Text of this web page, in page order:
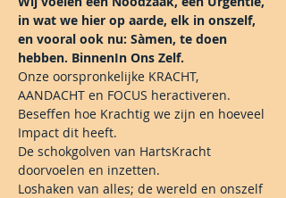
in wat we hier op aarde, elk in onszelf,
en vooral ook nu: Sàmen, te doen
hebben. BinnenIn Ons Zelf.
Onze oorspronkelijke KRACHT,
AANDACHT en FOCUS heractiveren.
Beseffen hoe Krachtig we zijn en hoeveel
Impact dit heeft.
De schokgolven van HartsKracht
doorvoelen en inzetten.
Loshaken van alles; de wereld en onszelf